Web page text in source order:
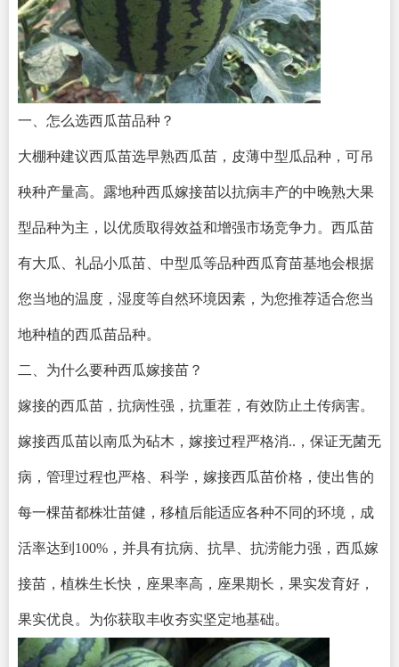
一、怎么选西瓜苗品种？
大棚种建议西瓜苗选早熟西瓜苗，皮薄中型瓜品种，可吊
秧种产量高。露地种西瓜嫁接苗以抗病丰产的中晚熟大果
型品种为主，以优质取得效益和增强市场竞争力。西瓜苗
有大瓜、礼品小瓜苗、中型瓜等品种西瓜育苗基地会根据
您当地的温度，湿度等自然环境因素，为您推荐适合您当
地种植的西瓜苗品种。
二、为什么要种西瓜嫁接苗？
嫁接的西瓜苗，抗病性强，抗重茬，有效防止土传病害。
嫁接西瓜苗以南瓜为砧木，嫁接过程严格消..，保证无菌无
病，管理过程也严格、科学，嫁接西瓜苗价格，使出售的
每一棵苗都株壮苗健，移植后能适应各种不同的环境，成
活率达到100%，并具有抗病、抗旱、抗涝能力强，西瓜嫁
接苗，植株生长快，座果率高，座果期长，果实发育好，
果实优良。为你获取丰收夯实坚定地基础。